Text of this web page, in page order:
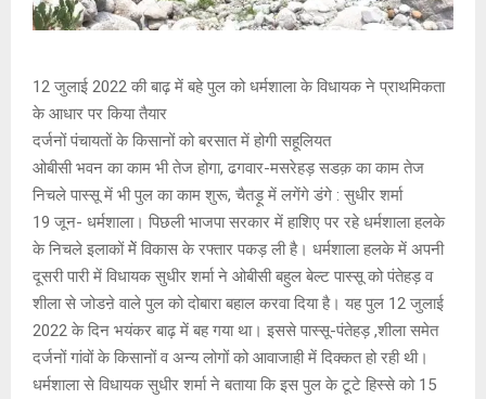
12 जुलाई 2022 की बाढ़ में बहे पुल को धर्मशाला के विधायक ने प्राथमिकता
के आधार पर किया तैयार
दर्जनों पंचायतों के किसानों को बरसात में होगी सहूलियत
ओबीसी भवन का काम भी तेज होगा, ढगवार-मसरेहड़ सडक़ का काम तेज
निचले पास्सू में भी पुल का काम शुरू, चैतड़ू में लगेंगे डंगे : सुधीर शर्मा
19 जून- धर्मशाला। पिछली भाजपा सरकार में हाशिए पर रहे धर्मशाला हलके
के निचले इलाकों मेें विकास के रफ्तार पकड़ ली है। धर्मशाला हलके में अपनी
दूसरी पारी में विधायक सुधीर शर्मा ने ओबीसी बहुल बेल्ट पास्सू को पंतेहड़ व
शीला से जोडऩे वाले पुल को दोबारा बहाल करवा दिया है। यह पुल 12 जुलाई
2022 के दिन भयंकर बाढ़ में बह गया था। इससे पास्सू-पंतेहड़ ,शीला समेत
दर्जनों गांवों के किसानों व अन्य लोगों को आवाजाही में दिक्कत हो रही थी।
धर्मशाला से विधायक सुधीर शर्मा ने बताया कि इस पुल के टूटे हिस्से को 15